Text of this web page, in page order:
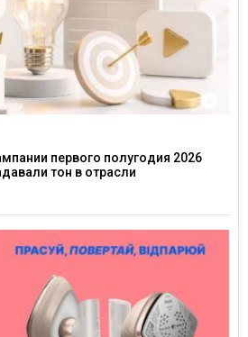
первого полугодия 2026
тон в отрасли